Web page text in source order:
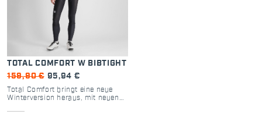
TOTAL COMFORT W BIBTIGHT
159,90 € 95,94 €
Total Comfort bringt eine neue
Winterversion heraus, mit neuen
reflektierenden Elementen am